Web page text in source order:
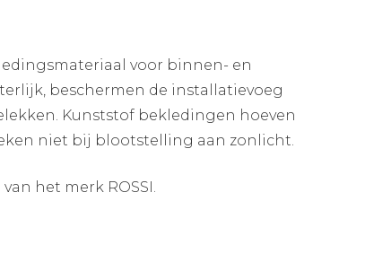
voor binnen- en
beschermen de installatievoeg
Kunststof bekledingen hoeven
niet bij blootstelling aan zonlicht.
het merk ROSSI.